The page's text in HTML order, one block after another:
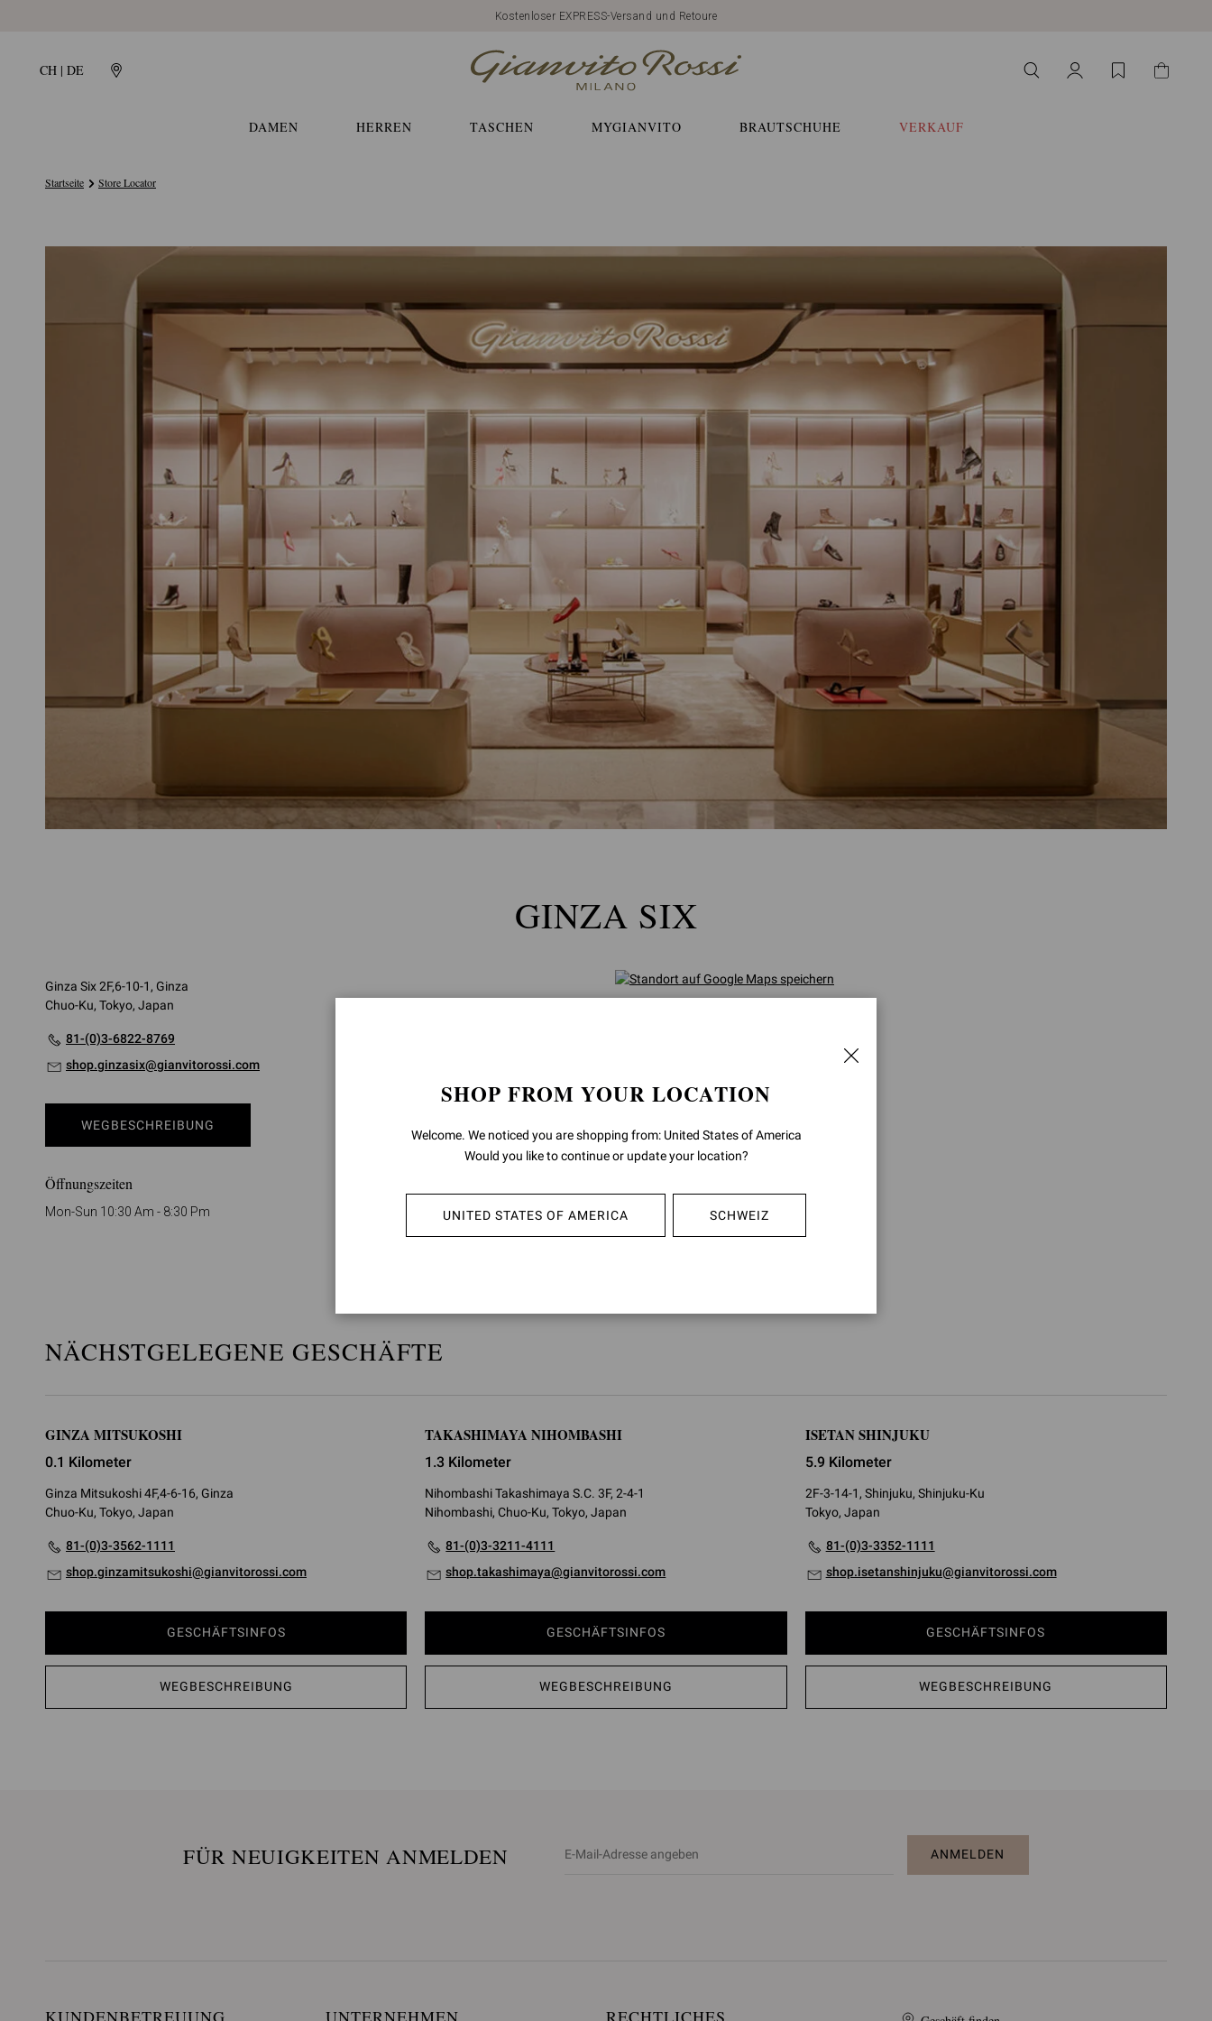
Kostenloser EXPRESS-Versand und Retoure
CH | DE
DAMEN HERREN TASCHEN MYGIANVITO BRAUTSCHUHE VERKAUF
Startseite Store Locator
GINZA SIX
Ginza Six 2F,6-10-1, Ginza
Chuo-Ku, Tokyo, Japan
81-(0)3-6822-8769
shop.ginzasix@gianvitorossi.com
WEGBESCHREIBUNG
Öffnungszeiten
Mon-Sun 10:30 Am - 8:30 Pm
NÄCHSTGELEGENE GESCHÄFTE
GINZA MITSUKOSHI
0.1 Kilometer
Ginza Mitsukoshi 4F,4-6-16, Ginza
Chuo-Ku, Tokyo, Japan
81-(0)3-3562-1111
shop.ginzamitsukoshi@gianvitorossi.com
GESCHÄFTSINFOS
WEGBESCHREIBUNG
TAKASHIMAYA NIHOMBASHI
1.3 Kilometer
Nihombashi Takashimaya S.C. 3F, 2-4-1
Nihombashi, Chuo-Ku, Tokyo, Japan
81-(0)3-3211-4111
shop.takashimaya@gianvitorossi.com
GESCHÄFTSINFOS
WEGBESCHREIBUNG
ISETAN SHINJUKU
5.9 Kilometer
2F-3-14-1, Shinjuku, Shinjuku-Ku
Tokyo, Japan
81-(0)3-3352-1111
shop.isetanshinjuku@gianvitorossi.com
GESCHÄFTSINFOS
WEGBESCHREIBUNG
FÜR NEUIGKEITEN ANMELDEN ANMELDEN
KUNDENBETREUUNG UNTERNEHMEN RECHTLICHES
SHOP FROM YOUR LOCATION
Welcome. We noticed you are shopping from: United States of America
Would you like to continue or update your location?
UNITED STATES OF AMERICA SCHWEIZ